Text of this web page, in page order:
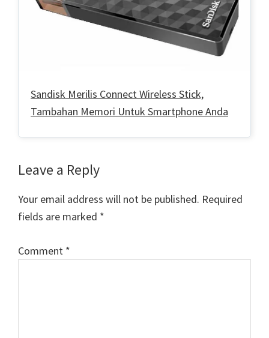
Sandisk Merilis Connect Wireless Stick,
Tambahan Memori Untuk Smartphone Anda
Reader
Interactions
Leave a Reply
Your email address will not be published. Required
fields are marked *
Comment *